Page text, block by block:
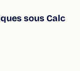
sous Calc